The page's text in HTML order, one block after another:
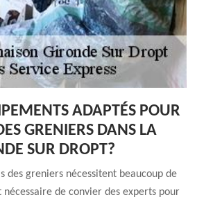
ADAPTÉS POUR
GRENIERS DANS LA
SUR DROPT?
des greniers nécessitent beaucoup de
de convier des experts pour